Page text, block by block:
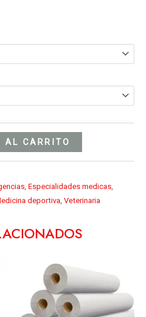
AL CARRITO
Especialidades medicas
deportiva Veterinaria